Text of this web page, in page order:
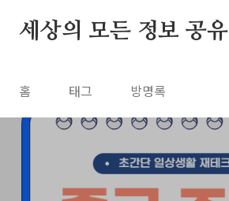
세상의 모든 정보 공유
홈 태그 방명록